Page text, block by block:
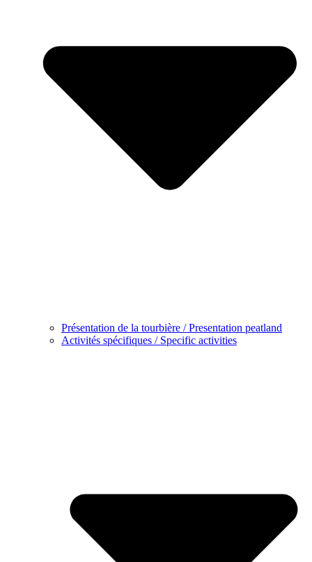
Présentation de la tourbière / Presentation peatland
Activités spécifiques / Specific activities